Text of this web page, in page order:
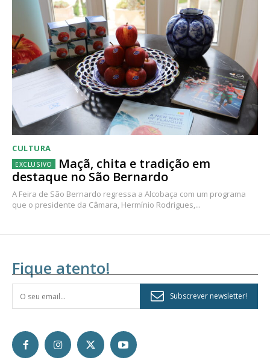
CULTURA
Maçã, chita e tradição em
destaque no São Bernardo
A Feira de São Bernardo regressa a Alcobaça com um programa
que o presidente da Câmara, Hermínio Rodrigues,...
Fique atento!
Subscrever newsletter!